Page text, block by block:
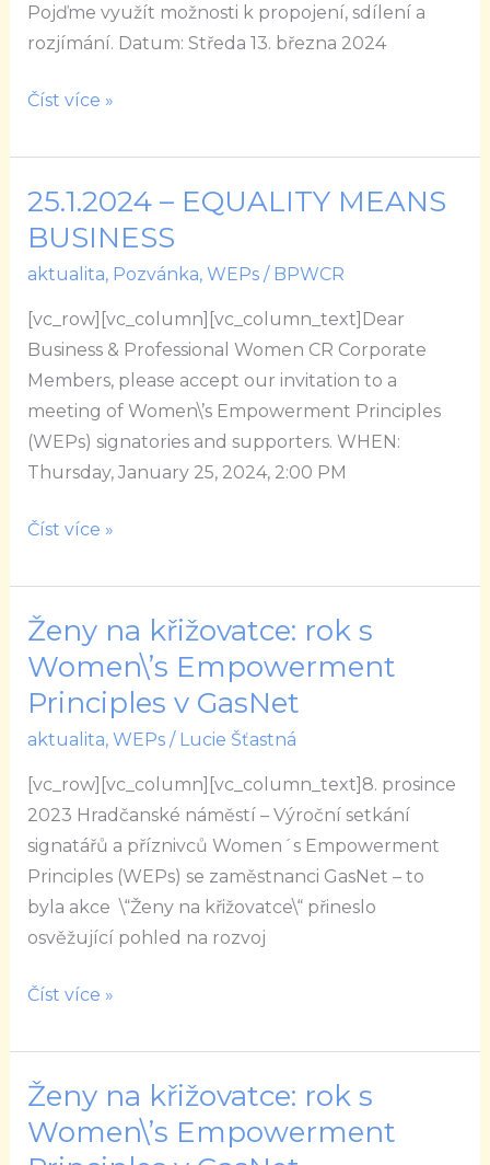
Pojďme využít možnosti k propojení, sdílení a
rozjímání. Datum: Středa 13. března 2024
Auf
Číst více »
25.1.2024 – EQUALITY MEANS
BUSINESS
aktualita, Pozvánka, WEPs/ BPWCR
[vc_row][vc_column][vc_column_text]Dear
Business & Professional Women CR Corporate
Members, please accept our invitation to a
meeting of Women\’s Empowerment Principles
(WEPs) signatories and supporters. WHEN:
Thursday, January 25, 2024, 2:00 PM
25.1.2024
–
BUSINESS
Číst více »
Ženy na křižovatce: rok s
Women\’s Empowerment
Principles v GasNet
aktualita, WEPs/ Lucie Šťastná
[vc_row][vc_column][vc_column_text]8. prosince
2023 Hradčanské náměstí – Výroční setkání
signatářů a příznivců Women´s Empowerment
Principles (WEPs) se zaměstnanci GasNet – to
byla akce \“Ženy na křižovatce\“ přineslo
osvěžující pohled na rozvoj
Ženy
na
křižovatce:
rok
s
Women\’s
Empowerment
Principles
v
GasNet
Číst více »
Ženy na křižovatce: rok s
Women\’s Empowerment
Ženy
na
křižovatce: